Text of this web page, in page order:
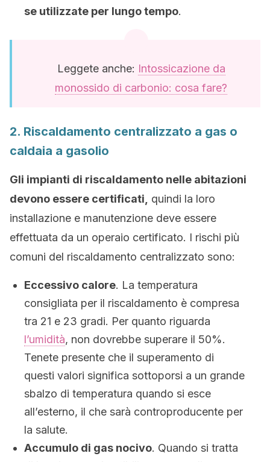
se utilizzate per lungo tempo.
Leggete anche: Intossicazione da
monossido di carbonio: cosa fare?
2. Riscaldamento centralizzato a gas o
caldaia a gasolio
Gli impianti di riscaldamento nelle abitazioni
devono essere certificati,
quindi la loro
installazione e manutenzione deve essere
effettuata da un operaio certificato. I rischi più
comuni del riscaldamento centralizzato sono:
Eccessivo calore. La temperatura
consigliata per il riscaldamento è compresa
tra 21 e 23 gradi. Per quanto riguarda
l’umidità, non dovrebbe superare il 50%.
Tenete presente che il superamento di
questi valori significa sottoporsi a un grande
sbalzo di temperatura quando si esce
all’esterno, il che sarà controproducente per
la salute.
Accumulo di gas nocivo. Quando si tratta